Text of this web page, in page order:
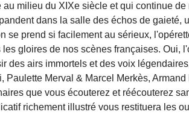
milieu du XIXe siècle et qui continue
dans la salle des échos de
se prend si facilement au sérieux,
gloires de nos scènes françaises.
des airs immortels et des voix
Paulette Merval & Marcel Merkès,
que vous écouterez et réécouterez
richement illustré vous restituera les